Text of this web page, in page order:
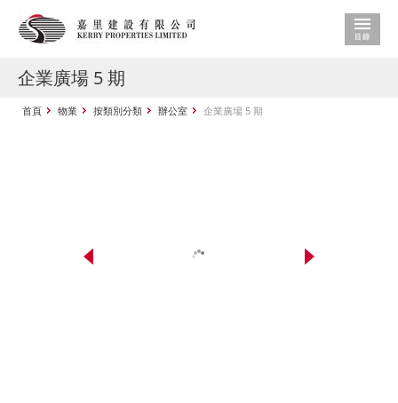
企業廣場 5 期
首頁 物業 按類別分類 辦公室 企業廣場 5 期